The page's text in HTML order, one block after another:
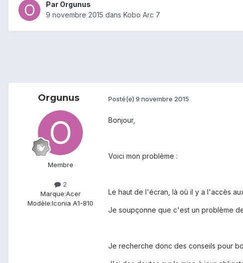
Par Orgunus
9 novembre 2015 dans Kobo Arc 7
Orgunus
Membre
2
Marque:Acer
Modèle:Iconia A1-810
Posté(e) 9 novembre 2015
Bonjour,
Voici mon problème :
Le haut de l'écran, là où il y a l'accès
Je soupçonne que c'est un problème
Je recherche donc des conseils pour